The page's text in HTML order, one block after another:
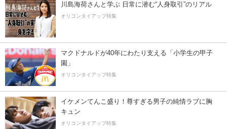
川島海荷さんと学ぶ 日常に潜む“人身取引”のリアル
オリコンタイアップ特集
マクドナルドが40年にわたり支える「小学生の甲子
園」
オリコンタイアップ特集
イケメンてんこ盛り！尊すぎる男子の純情ラブに胸
キュン
オリコンタイアップ特集